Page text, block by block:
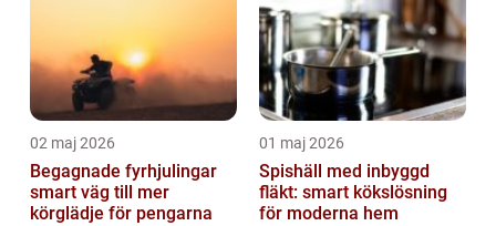
02 maj 2026
Begagnade fyrhjulingar
smart väg till mer
körglädje för pengarna
01 maj 2026
Spishäll med inbyggd
fläkt: smart kökslösning
för moderna hem